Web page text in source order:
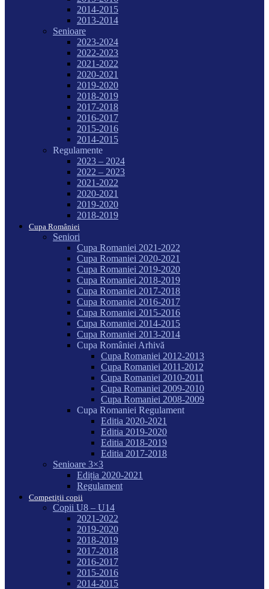
2014-2015
2013-2014
Senioare
2023-2024
2022-2023
2021-2022
2020-2021
2019-2020
2018-2019
2017-2018
2016-2017
2015-2016
2014-2015
Regulamente
2023 – 2024
2022 – 2023
2021-2022
2020-2021
2019-2020
2018-2019
Cupa României
Seniori
Cupa Romaniei 2021-2022
Cupa Romaniei 2020-2021
Cupa Romaniei 2019-2020
Cupa Romaniei 2018-2019
Cupa Romaniei 2017-2018
Cupa Romaniei 2016-2017
Cupa Romaniei 2015-2016
Cupa Romaniei 2014-2015
Cupa Romaniei 2013-2014
Cupa României Arhivă
Cupa Romaniei 2012-2013
Cupa Romaniei 2011-2012
Cupa Romaniei 2010-2011
Cupa Romaniei 2009-2010
Cupa Romaniei 2008-2009
Cupa Romaniei Regulament
Editia 2020-2021
Editia 2019-2020
Editia 2018-2019
Editia 2017-2018
Senioare 3×3
Ediția 2020-2021
Regulament
Competiții copii
Copii U8 – U14
2021-2022
2019-2020
2018-2019
2017-2018
2016-2017
2015-2016
2014-2015